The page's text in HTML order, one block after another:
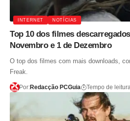
INTERNET NOTÍCIAS
Top 10 dos filmes
Novembro e 1 de Dezembro
O top dos filmes com mais downloads,
Freak.
Por:Redacção PCGuia Tempo de